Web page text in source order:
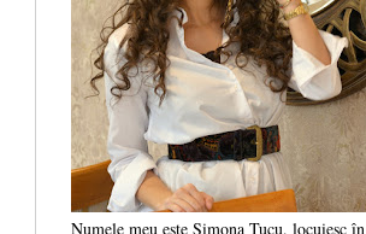
Numele meu este Simona Tucu, locuiesc în